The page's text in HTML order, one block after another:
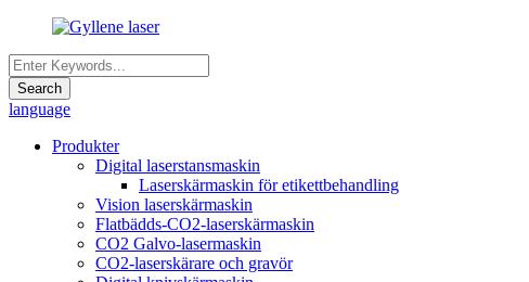
language
Produkter
Digital laserstansmaskin
Laserskärmaskin för etikettbehandling
Vision laserskärmaskin
Flatbädds-CO2-laserskärmaskin
CO2 Galvo-lasermaskin
CO2-laserskärare och gravör